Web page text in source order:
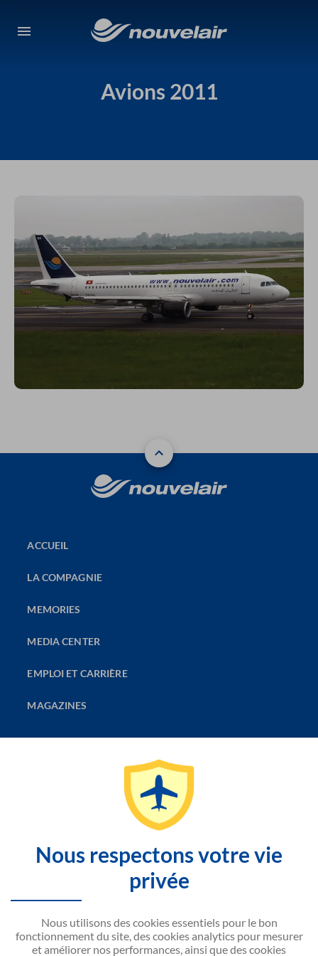
Avions 2011
ACCUEIL
LA COMPAGNIE
MEMORIES
MEDIA CENTER
EMPLOI ET CARRIÈRE
MAGAZINES
SITEMAP
Nous respectons votre vie
privée
Nous utilisons des cookies essentiels pour le bon
fonctionnement du site, des cookies analytics pour mesurer
et améliorer nos performances, ainsi que des cookies